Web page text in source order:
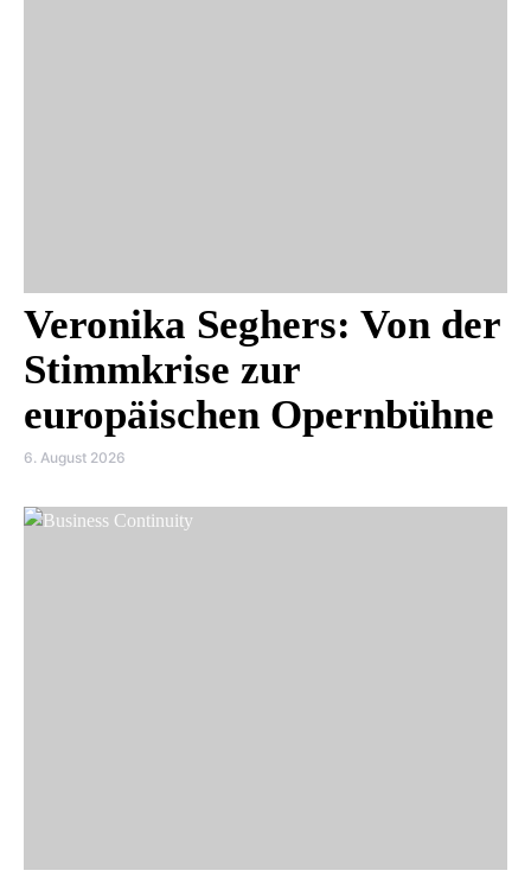
Veronika Seghers: Von der
Stimmkrise zur
europäischen Opernbühne
6. August 2026